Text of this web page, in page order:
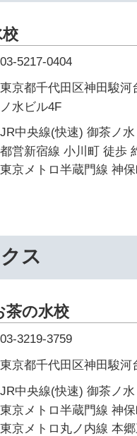
03-5217-0404
東京都千代田区神田駿河
ノ水ビル4F
JR中央線(快速) 御茶ノ
都営新宿線 小川町 徒歩
東京メトロ半蔵門線 神
ス
茶の水校
03-3219-3759
東京都千代田区神田駿河
JR中央線(快速) 御茶ノ
東京メトロ半蔵門線 神
東京メトロ丸ノ内線 本